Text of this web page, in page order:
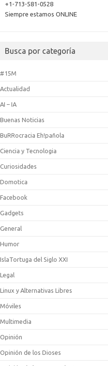
+1-713-581-0528
Siempre estamos ONLINE
Busca por categoría
#15M
Actualidad
AI – IA
Buenas Noticias
BuRRocracia Eh!pañola
Ciencia y Tecnologia
Curiosidades
Domotica
Facebook
Gadgets
General
Humor
IslaTortuga del Siglo XXI
Legal
Linux y Alternativas Libres
Móviles
Multimedia
Opinión
Opinión de los Dioses